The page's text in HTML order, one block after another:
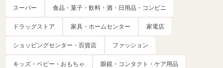
スーパー 食品・菓子・飲料・酒・日用品・コンビニ
ドラッグストア 家具・ホームセンター 家電店
ショッピングセンター・百貨店 ファッション
キッズ・ベビー・おもちゃ 眼鏡・コンタクト・ケア用品